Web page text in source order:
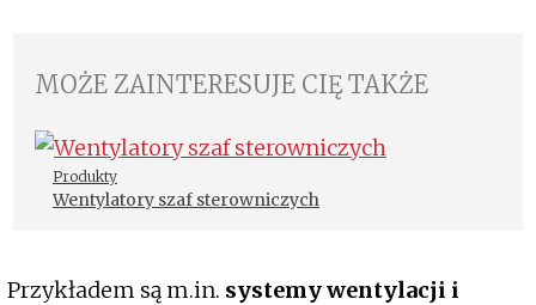
MOŻE ZAINTERESUJE CIĘ TAKŻE
Produkty
Wentylatory szaf sterowniczych
Przykładem są m.in. systemy wentylacji i